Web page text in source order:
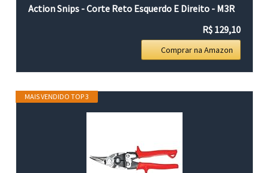
Action Snips - Corte Reto Esquerdo E Direito - M3R
R$ 129,10
Comprar na Amazon
MAIS VENDIDO TOP 3